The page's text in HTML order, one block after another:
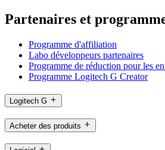
Partenaires et
Programme d'affiliation
Labo développeurs partenaires
Programme de réduction pour les
Programme Logitech G Creator
Logitech G
Acheter des produits